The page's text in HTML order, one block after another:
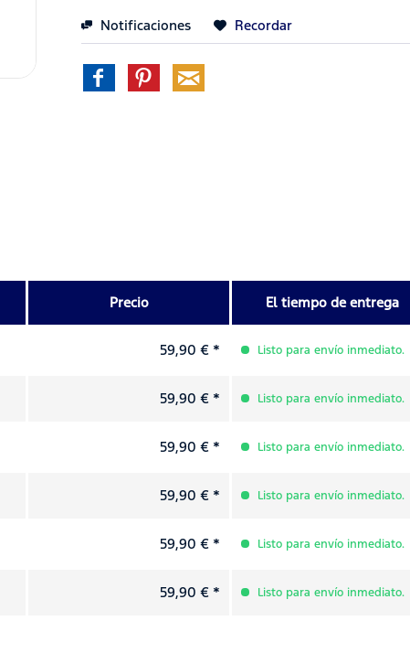
Notificaciones Recordar
Precio El tiempo de entrega
59,90 € * Listo para envío inmediato.
59,90 € * Listo para envío inmediato.
59,90 € * Listo para envío inmediato.
59,90 € * Listo para envío inmediato.
59,90 € * Listo para envío inmediato.
59,90 € * Listo para envío inmediato.